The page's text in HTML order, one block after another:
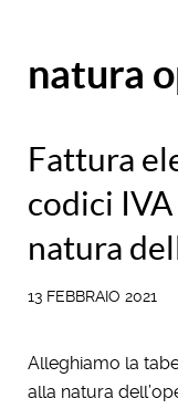
natura
Fattura
codici
natura
13 FEBBRAIO 2021
Alleghiamo la
alla natura